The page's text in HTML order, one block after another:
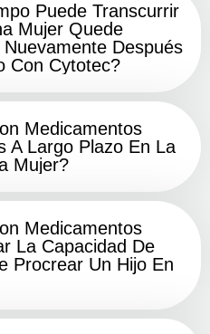
Puede Transcurrir
Mujer Quede
Después
Con Cytotec?
Medicamentos
A Largo Plazo En La
Mujer?
Medicamentos
La Capacidad De
Procrear Un Hijo En